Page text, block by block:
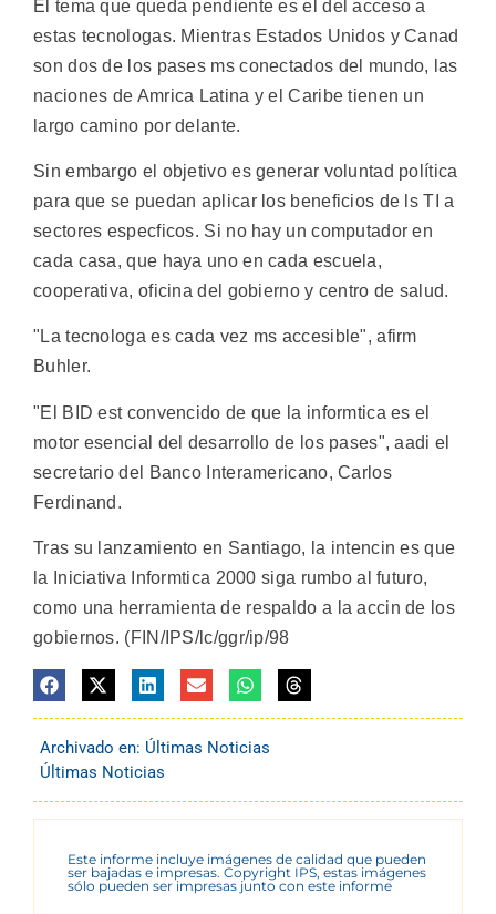
El tema que queda pendiente es el del acceso a
estas tecnologas. Mientras Estados Unidos y Canad
son dos de los pases ms conectados del mundo, las
naciones de Amrica Latina y el Caribe tienen un
largo camino por delante.
Sin embargo el objetivo es generar voluntad política
para que se puedan aplicar los beneficios de ls TI a
sectores especficos. Si no hay un computador en
cada casa, que haya uno en cada escuela,
cooperativa, oficina del gobierno y centro de salud.
"La tecnologa es cada vez ms accesible", afirm
Buhler.
"El BID est convencido de que la informtica es el
motor esencial del desarrollo de los pases", aadi el
secretario del Banco Interamericano, Carlos
Ferdinand.
Tras su lanzamiento en Santiago, la intencin es que
la Iniciativa Informtica 2000 siga rumbo al futuro,
como una herramienta de respaldo a la accin de los
gobiernos. (FIN/IPS/lc/ggr/ip/98
Archivado en: Últimas Noticias
Últimas Noticias
Este informe incluye imágenes de calidad que pueden
ser bajadas e impresas. Copyright IPS, estas imágenes
sólo pueden ser impresas junto con este informe